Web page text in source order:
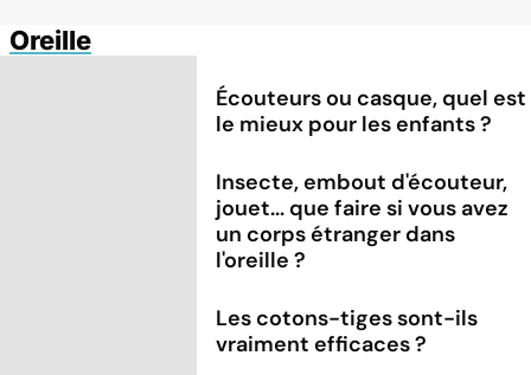
Oreille
Écouteurs ou casque, quel est
le mieux pour les enfants ?
Insecte, embout d'écouteur,
jouet... que faire si vous avez
un corps étranger dans
l'oreille ?
Les cotons-tiges sont-ils
vraiment efficaces ?